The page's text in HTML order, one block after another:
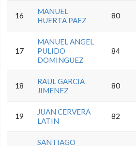
16
MANUEL
HUERTA PAEZ
80
17
MANUEL ANGEL
PULIDO
DOMINGUEZ
84
18
RAUL GARCIA
JIMENEZ
80
19
JUAN CERVERA
LATIN
82
SANTIAGO